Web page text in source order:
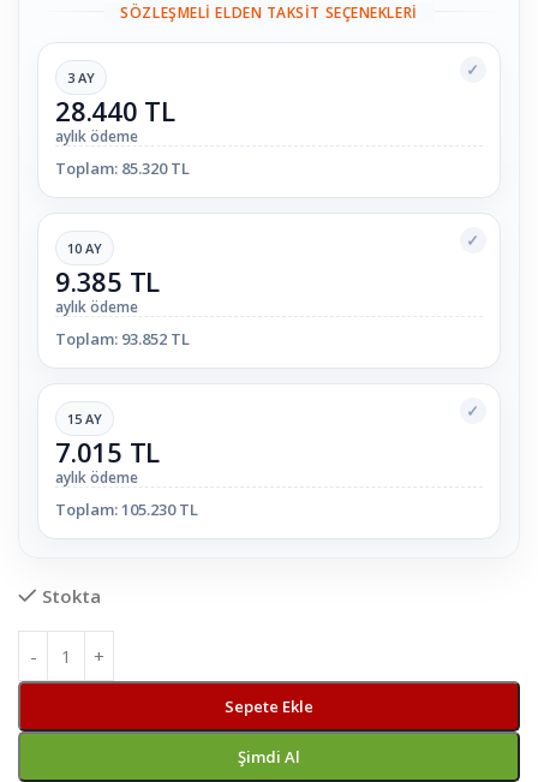
SÖZLEŞMELI ELDEN TAKSIT SEÇENEKLERI
✓
3 AY
28.440 TL
aylık ödeme
Toplam: 85.320 TL
✓
10 AY
9.385 TL
aylık ödeme
Toplam: 93.852 TL
✓
15 AY
7.015 TL
aylık ödeme
Toplam: 105.230 TL
Stokta
Sepete Ekle
Şimdi Al